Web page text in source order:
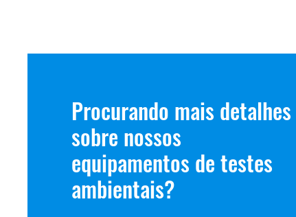
Procurando mais detalhes
sobre nossos
equipamentos de testes
ambientais?